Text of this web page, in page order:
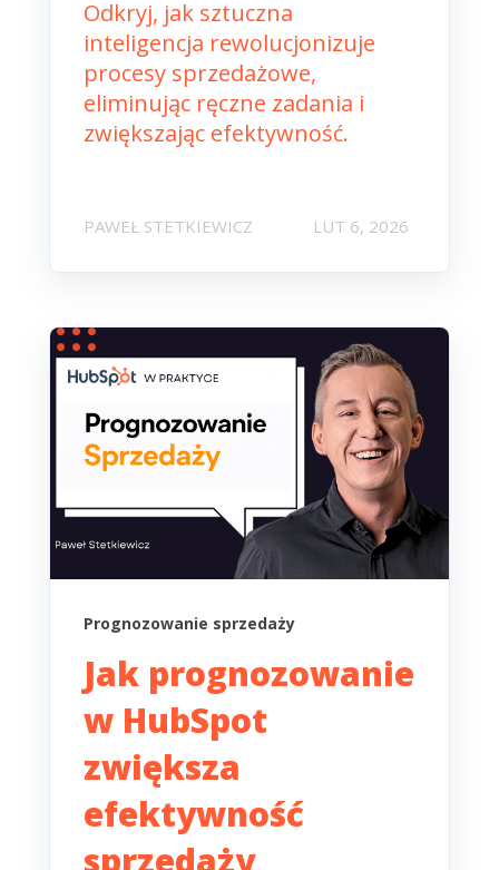
Odkryj, jak sztuczna
inteligencja rewolucjonizuje
procesy sprzedażowe,
eliminując ręczne zadania i
zwiększając efektywność.
PAWEŁ STETKIEWICZ LUT 6, 2026
Prognozowanie sprzedaży
Jak prognozowanie
w HubSpot
zwiększa
efektywność
sprzedaży